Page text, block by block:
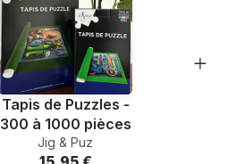
Tapis de Puzzles -
300 à 1000 pièces
Jig & Puz